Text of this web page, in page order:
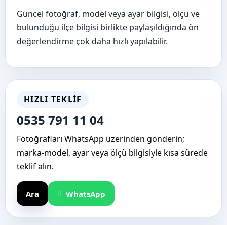
Güncel fotoğraf, model veya ayar bilgisi, ölçü ve
bulunduğu ilçe bilgisi birlikte paylaşıldığında ön
değerlendirme çok daha hızlı yapılabilir.
HIZLI TEKLIF
0535 791 11 04
Fotoğrafları WhatsApp üzerinden gönderin;
marka-model, ayar veya ölçü bilgisiyle kısa sürede
teklif alın.
Ara WhatsApp